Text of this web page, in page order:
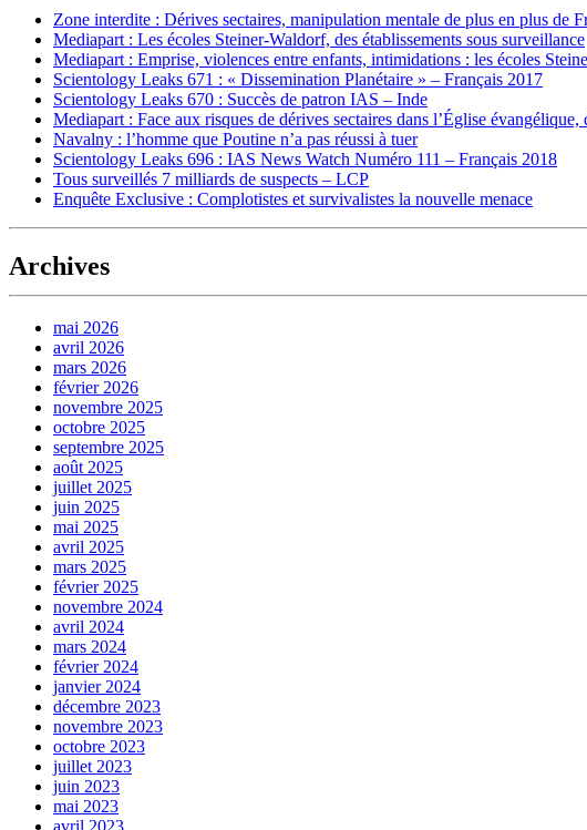
Zone interdite : Dérives sectaires, manipulation mentale de plus en plus de
Mediapart : Les écoles Steiner-Waldorf, des établissements sous surveillance
Mediapart : Emprise, violences entre enfants, intimidations : les écoles
Scientology Leaks 671 : « Dissemination Planétaire » – Français 2017
Scientology Leaks 670 : Succès de patron IAS – Inde
Mediapart : Face aux risques de dérives sectaires dans l’Église évangélique,
Navalny : l’homme que Poutine n’a pas réussi à tuer
Scientology Leaks 696 : IAS News Watch Numéro 111 – Français 2018
Tous surveillés 7 milliards de suspects – LCP
Enquête Exclusive : Complotistes et survivalistes la nouvelle menace
Archives
mai 2026
avril 2026
mars 2026
février 2026
novembre 2025
octobre 2025
septembre 2025
août 2025
juillet 2025
juin 2025
mai 2025
avril 2025
mars 2025
février 2025
novembre 2024
avril 2024
mars 2024
février 2024
janvier 2024
décembre 2023
novembre 2023
octobre 2023
juillet 2023
juin 2023
mai 2023